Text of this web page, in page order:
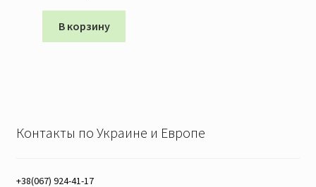
В корзину
Контакты по Украине и Европе
+38(067) 924-41-17